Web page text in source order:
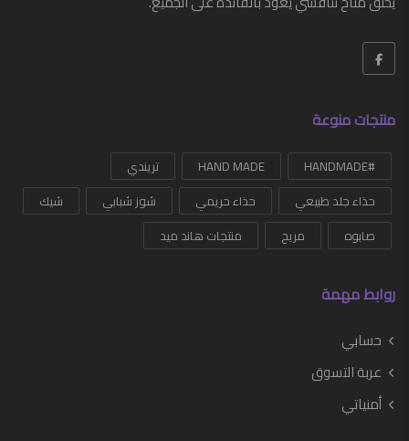
منتجات منوعة
#HANDMADE
HAND MADE
تريندي
حذاء جلد طبيعي
حذاء حريمي شوز شبابي
شيك
صابوه
مريح منتجات هاند ميد
روابط مهمة
حسابي
عربة التسوق
أمنياتي